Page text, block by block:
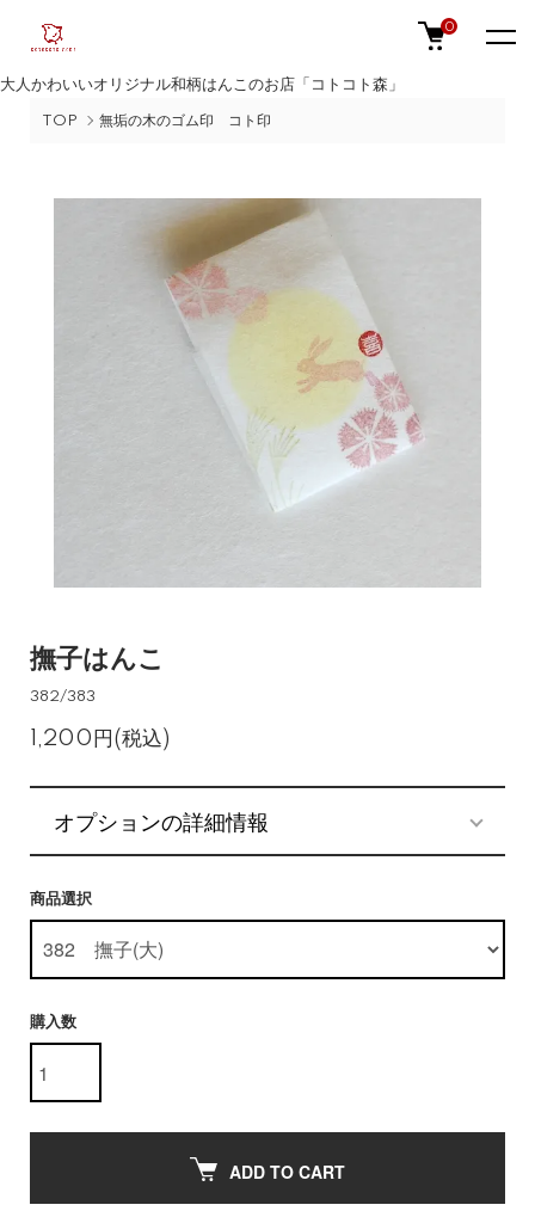
大人かわいいオリジナル和柄はんこのお店「コトコト森」
0
TOP 無垢の木のゴム印 コト印
撫子はんこ
382/383
1,200円(税込)
オプションの詳細情報
商品選択
購入数
ADD TO CART